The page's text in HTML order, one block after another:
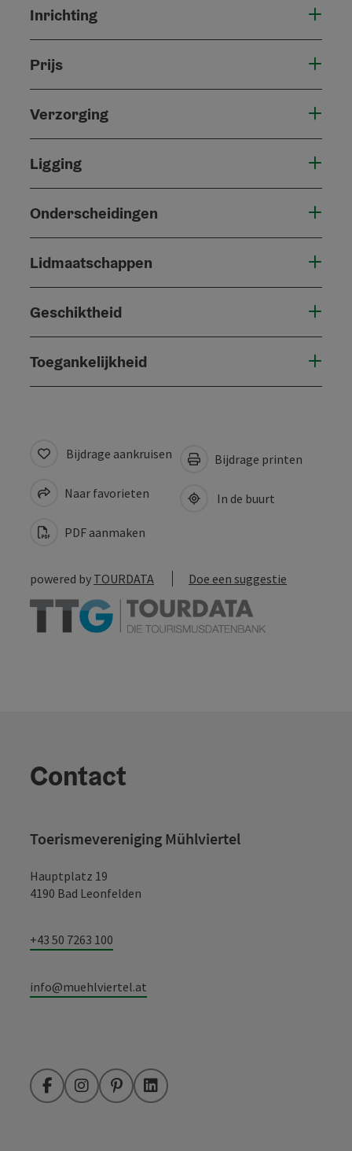
Inrichting
Prijs
Verzorging
Ligging
Onderscheidingen
Lidmaatschappen
Geschiktheid
Toegankelijkheid
Bijdrage aankruisen
Naar favorieten
PDF aanmaken
Bijdrage printen
In de buurt
powered by TOURDATA Doe een suggestie
Contact
Toerismevereniging Mühlviertel
Hauptplatz 19
4190 Bad Leonfelden
+43 50 7263 100
info@muehlviertel.at
FacebookInstagramPinterestLinkedIn